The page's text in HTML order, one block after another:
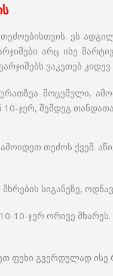
თეძოებისთვის. ეს
არც ისე
ვაკეთებ
მოცემული,
10-ჯერ, შემდეგ
თეძოს ქვეშ.
სიგანეზე,
10-10-ჯერ ორივე
ფეხი გვერდულად